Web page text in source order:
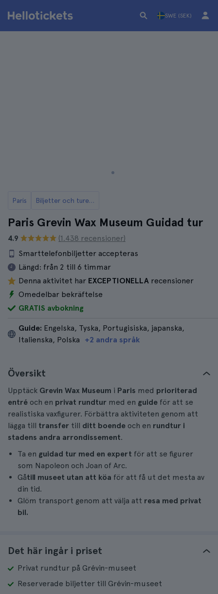
SWE (SEK)
Paris Biljetter och turer till Grévinmuseet i Paris
Paris Grevin Wax Museum Guidad tur
4.9
(1.438 recensioner)
Smarttelefonbiljetter accepteras
Längd: från 2 till 6 timmar
Denna aktivitet har EXCEPTIONELLA recensioner
Omedelbar bekräftelse
GRATIS avbokning
Guide: Engelska, Tyska, Portugisiska, japanska,
Italienska, Polska
+2 andra språk
Översikt
Upptäck Grevin Wax Museum i Paris med prioriterad
entré och en privat rundtur med en guide för att se
realistiska vaxfigurer. Förbättra aktiviteten genom att
lägga till transfer till ditt boende och en rundtur i
stadens andra arrondissement.
Ta en guidad tur med en expert för att se figurer
som Napoleon och Joan of Arc.
Gåtill museet utan att köa för att få ut det mesta av
din tid.
Glöm transport genom att välja att resa med privat
bil.
Det här ingår i priset
Privat rundtur på Grévin-museet
Reserverade biljetter till Grévin-museet